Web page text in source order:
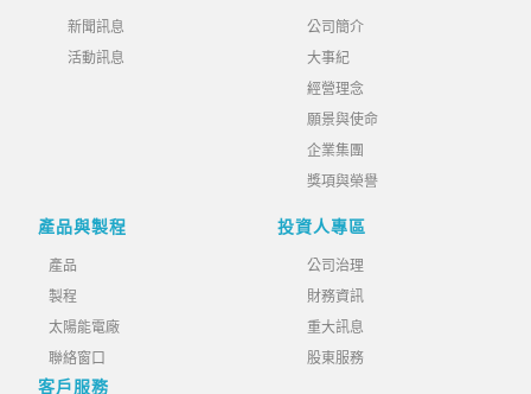
新聞訊息
活動訊息
公司簡介
大事紀
經營理念
願景與使命
企業集團
獎項與榮譽
產品與製程
產品
製程
太陽能電廠
聯絡窗口
客戶服務
投資人專區
公司治理
財務資訊
重大訊息
股東服務